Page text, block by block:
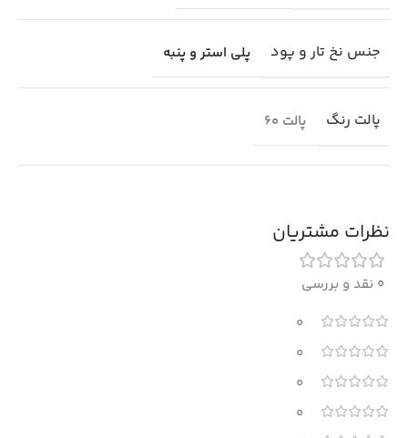
جنس نخ تار و پود پلی استر و پنبه
پالت رنگ پالت 60
نظرات مشتریان
0 نقد و بررسی
0
0
0
0